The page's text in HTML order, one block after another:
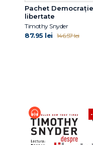
Pachet
libertate
Timothy Snyder
87.95 lei 146.57 lei